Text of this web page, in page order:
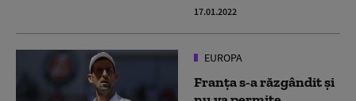
17.01.2022
EUROPA
Franța s-a răzgândit și